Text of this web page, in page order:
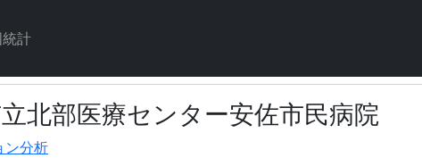
計
北部医療センター安佐市民病院
ン分析